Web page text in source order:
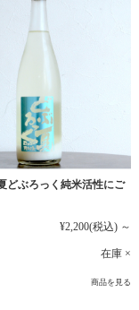
どぶろっく純米活性にご
¥2,200(税込) ～
在庫 ×
商品を見る